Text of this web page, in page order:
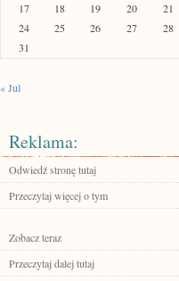
17
18 19 20 21
24
25 26 27 28
31
« Jul
Reklama:
Odwiedź stronę tutaj
Przeczytaj więcej o tym
Zobacz teraz
Przeczytaj dalej tutaj